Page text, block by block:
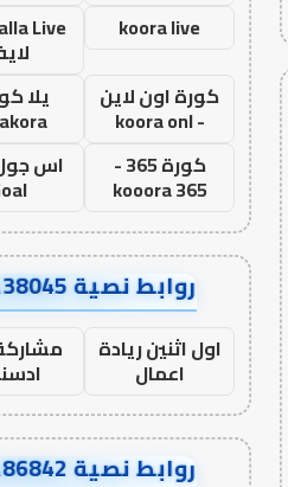
koora live
كورة اون لاين
- koora onl
يلا
كورة 365 -
kooora 365
روابط نصية AA38045
اول اثنين ريادة
اعمال
روابط نصية AA86842